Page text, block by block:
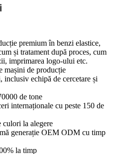
premium în benzi elastice,
și tratament după proces, cum
imprimarea logo-ului etc.
mașini de producție
echipă de cercetare și
de tone
internaționale cu peste 150 de
culori la alegere
generație OEM ODM cu timp
la timp